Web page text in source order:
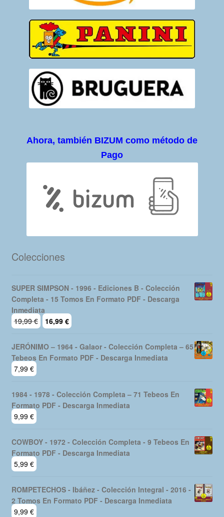
Ahora, también BIZUM como método de
Pago
Colecciones
SUPER SIMPSON - 1996 - Ediciones B - Colección
Completa - 15 Tomos En Formato PDF - Descarga
Inmediata
19,99€
El
precio
original
era:
16,99 €
actual
JERÓNIMO – 1964 - Galaor - Colección Completa – 65
Tebeos En Formato PDF - Descarga Inmediata
7,99 €
1984 - 1978 - Colección Completa – 71 Tebeos En
Formato PDF - Descarga Inmediata
9,99 €
COWBOY - 1972 - Colección Completa - 9 Tebeos En
Formato PDF - Descarga Inmediata
5,99 €
ROMPETECHOS - Ibáñez - Colección Integral - 2016 -
2 Tomos En Formato PDF - Descarga Inmediata
9,99 €